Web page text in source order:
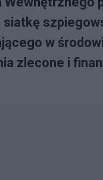
w
zlecone i